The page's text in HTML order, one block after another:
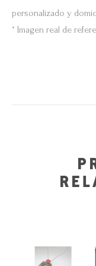
personalizado y
* Imagen real de